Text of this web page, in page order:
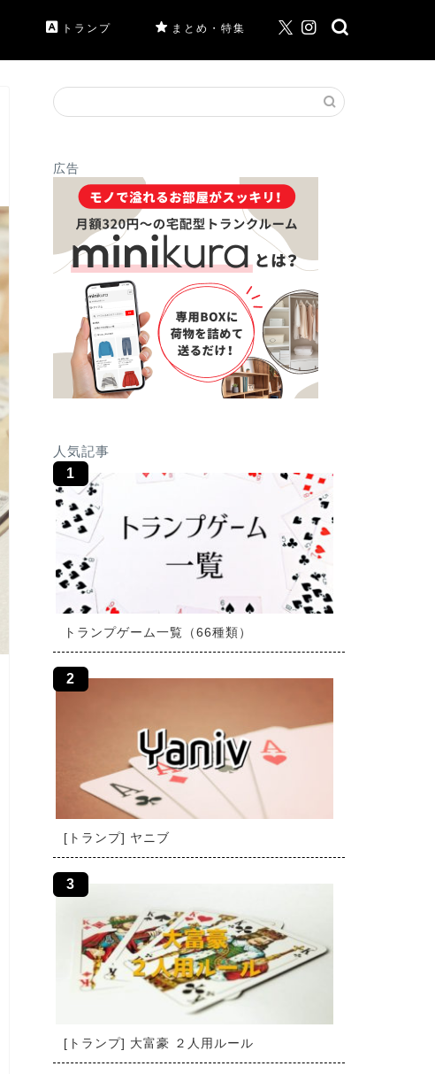
トランプ まとめ・特集
広告
人気記事
トランプゲーム一覧（66種類）
[トランプ] ヤニブ
[トランプ] 大富豪 ２人用ルール